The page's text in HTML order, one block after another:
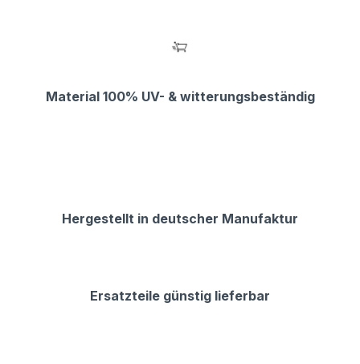
Material 100% UV- & witterungsbeständig
Hergestellt in deutscher Manufaktur
Ersatzteile günstig lieferbar